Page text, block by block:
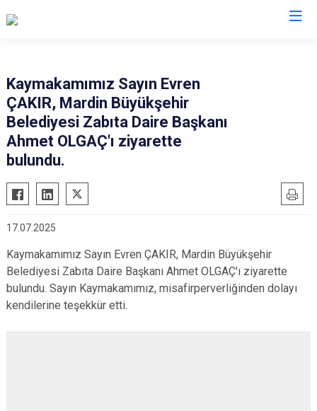
Dargeçit
Derik
Kızıltepe
Midyat
Nusaybin
Ömerli
Kaymakamımız Sayın Evren
ÇAKIR, Mardin Büyükşehir
Belediyesi Zabıta Daire Başkanı
Ahmet OLGAÇ'ı ziyarette
bulundu.
17.07.2025
Kaymakamımız Sayın Evren ÇAKIR, Mardin Büyükşehir
Belediyesi Zabıta Daire Başkanı Ahmet OLGAÇ'ı ziyarette
bulundu. Sayın Kaymakamımız, misafirperverliğinden dolayı
kendilerine teşekkür etti.